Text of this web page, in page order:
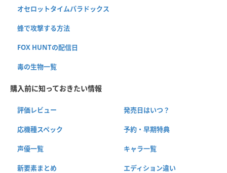
オセロットタイムパラドックス
蜂で攻撃する方法
FOX HUNTの配信日
毒の生物一覧
購入前に知っておきたい情報
評価レビュー 発売日はいつ？
応機種スペック 予約・早期特典
声優一覧 キャラ一覧
新要素まとめ エディション違い